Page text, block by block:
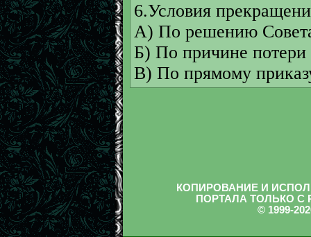
6.Условия
А) По решению
Б) По причине потери
В) По прямому
КОПИРОВАНИЕ И
ПОРТАЛА ТОЛЬКО
© 1999-